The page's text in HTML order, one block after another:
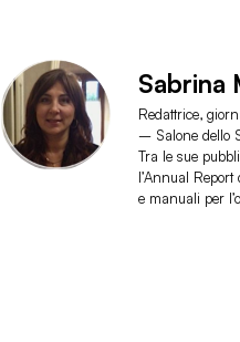
Sabrina
Redattrice,
– Salone dello
Tra le sue
l’Annual
e manuali per